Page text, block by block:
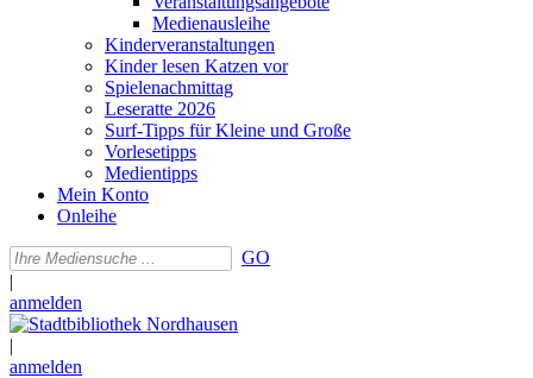
Medienausleihe
Kinderveranstaltungen
Kinder lesen Katzen vor
Spielenachmittag
Leseratte 2026
Surf-Tipps für Kleine und Große
Vorlesetipps
Medientipps
Mein Konto
Onleihe
GO
|
anmelden
|
anmelden